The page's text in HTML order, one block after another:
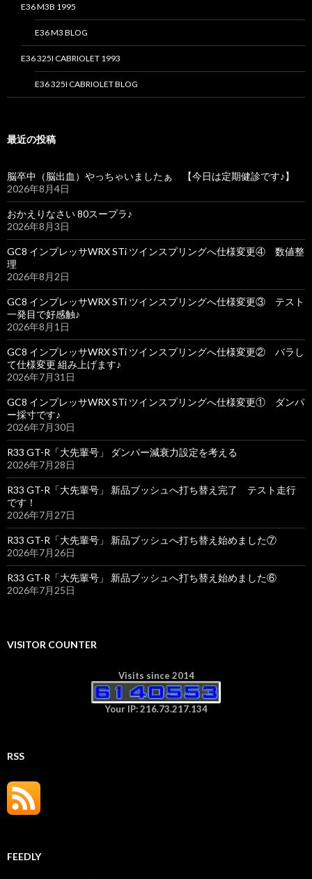
E36 M3B 1995
E36 M3 BLOG
E36 325I CABRIOLET 1993
E36 325I CABRIOLET BLOG
最近の投稿
脳卒中（脳出血）やっちゃいましたぁ 【今日は定期健診です♪】
2026年8月4日
おかえりなさい 80スープラ♪
2026年8月3日
GC8 インプレッサWRX STi ツインスプリングへ仕様変更④ 数値整
理
2026年8月2日
GC8 インプレッサWRX STi ツインスプリングへ仕様変更③ テスト
一発目で好感触♪
2026年8月1日
GC8 インプレッサWRX STi ツインスプリングへ仕様変更② バラし
て仕様変更 組み上げます♪
2026年7月31日
GC8 インプレッサWRX STi ツインスプリングへ仕様変更① ダンパ
ー採寸です♪
2026年7月30日
R33 GT-R「大先輩号」 ダンパー減衰力設定を考える
2026年7月28日
R33 GT-R「大先輩号」 新品ブッシュへ打ち替え完了 テスト走行
です！
2026年7月27日
R33 GT-R「大先輩号」 新品ブッシュへ打ち替え始めました⑦
2026年7月26日
R33 GT-R「大先輩号」 新品ブッシュへ打ち替え始めました⑥
2026年7月25日
VISITOR COUNTER
Visits since 2014
Your IP: 216.73.217.134
RSS
FEEDLY